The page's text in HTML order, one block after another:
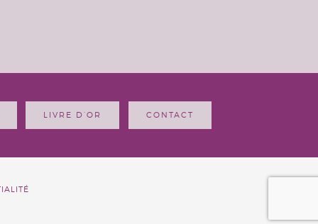
LIVRE D’OR CONTACT